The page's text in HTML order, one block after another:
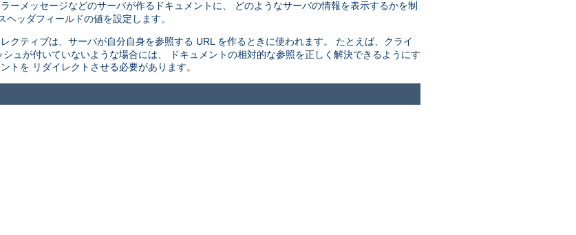
ーメッセージなどのサーバが作るドキュメントに、 どのようなサーバの情報を表示するかを制
ッダフィールドの値を設定します。
クティブは、サーバが自分自身を参照する URL を作るときに使われます。 たとえば、クライ
ュが付いていないような場合には、 ドキュメントの相対的な参照を正しく解決できるようにす
トを リダイレクトさせる必要があります。